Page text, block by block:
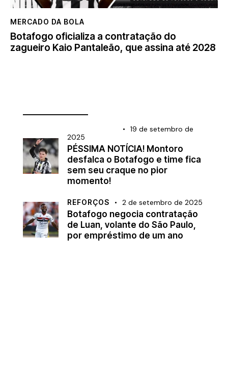
MERCADO DA BOLA
Botafogo oficializa a contratação do
zagueiro Kaio Pantaleão, que assina até 2028
19 de setembro de
2025
PÉSSIMA NOTÍCIA! Montoro
desfalca o Botafogo e time fica
sem seu craque no pior
momento!
REFORÇOS 2 de setembro de 2025
Botafogo negocia contratação
de Luan, volante do São Paulo,
por empréstimo de um ano